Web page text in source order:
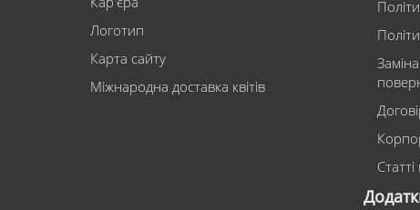
Логотип
Карта сайту
Міжнародна доставка квітів